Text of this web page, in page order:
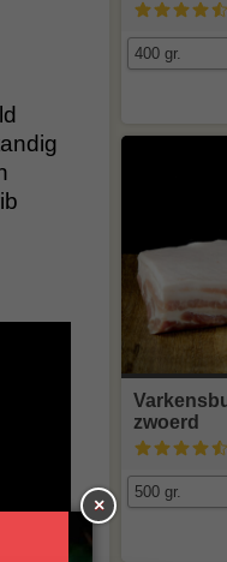
zwoerd
×